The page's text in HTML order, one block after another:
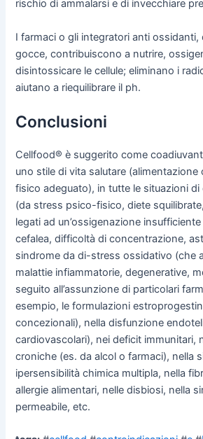
rischio di ammalarsi e di invecchiare
I farmaci o gli integratori anti ossidanti,
gocce, contribuiscono a nutrire,
disintossicare le cellule; eliminano i
aiutano a riequilibrare il ph.
Conclusioni
Cellfood® è suggerito come
uno stile di vita salutare (alimentazione
fisico adeguato), in tutte le situazioni
(da stress psico-fisico, diete
legati ad un’ossigenazione
cefalea, difficoltà di concentrazione,
sindrome da di-stress ossidativo (che
malattie infiammatorie, degenerative,
seguito all’assunzione di particolari
esempio, le formulazioni
concezionali), nella disfunzione
cardiovascolari), nei deficit immunitari,
croniche (es. da alcol o farmaci), nella
ipersensibilità chimica multipla, nella
allergie alimentari, nelle disbiosi, nella
permeabile, etc.